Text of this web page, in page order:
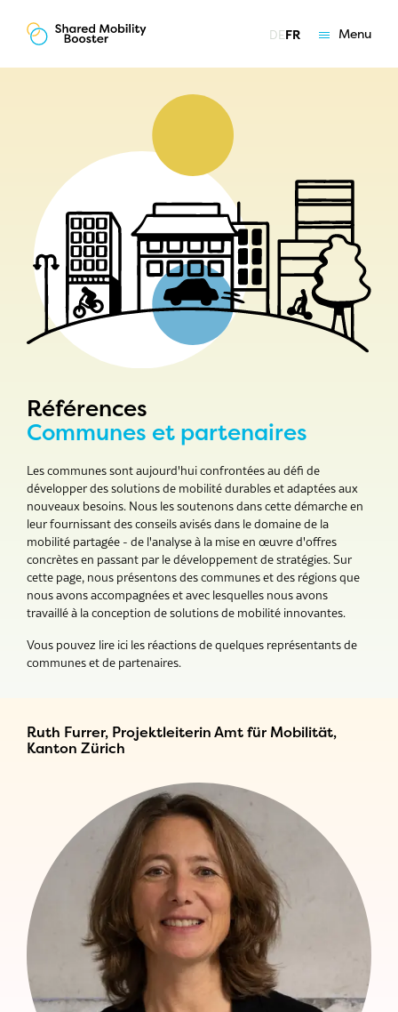
DEFR Menu
Qui nous sommes
Equipe & mission
Références
Devenir canton partenaire
Références
Communes et partenaires
Les communes sont aujourd'hui confrontées au défi de
développer des solutions de mobilité durables et adaptées aux
nouveaux besoins. Nous les soutenons dans cette démarche en
leur fournissant des conseils avisés dans le domaine de la
mobilité partagée - de l'analyse à la mise en œuvre d'offres
concrètes en passant par le développement de stratégies. Sur
cette page, nous présentons des communes et des régions que
nous avons accompagnées et avec lesquelles nous avons
travaillé à la conception de solutions de mobilité innovantes.
Vous pouvez lire ici les réactions de quelques représentants de
communes et de partenaires.
Ruth Furrer, Projektleiterin Amt für Mobilität,
Kanton Zürich